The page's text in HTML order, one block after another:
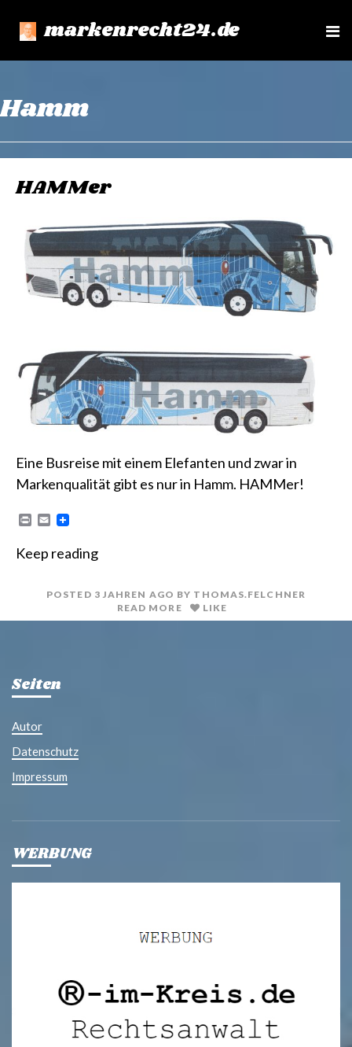
markenrecht24.de
e
Hamm
HAMMer
Eine Busreise mit einem Elefanten und zwar in
Markenqualität gibt es nur in Hamm. HAMMer!
n
E
i
Keep reading
POSTED 3 JAHREN AGO BY THOMAS.FELCHNER
READ MORE
LIKE
Seiten
Autor
Datenschutz
Impressum
WERBUNG